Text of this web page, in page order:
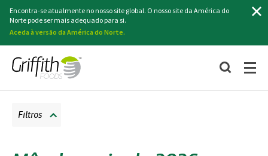
Encontra-se atualmente no nosso site global. O nosso site da América do
Norte pode ser mais adequado para si.
Aceda à versão da América do Norte.
Filtros